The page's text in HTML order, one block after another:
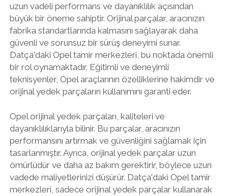
uzun vadeli performans ve dayanıklılık açısından
büyük bir öneme sahiptir. Orijinal parçalar, aracınızın
fabrika standartlarında kalmasını sağlayarak daha
güvenli ve sorunsuz bir sürüş deneyimi sunar.
Datça'daki Opel tamir merkezleri, bu noktada önemli
bir rol oynamaktadır. Eğitimli ve deneyimli
teknisyenler, Opel araçlarının özelliklerine hakimdir ve
orijinal yedek parçaların kullanımını garanti eder.
Opel orijinal yedek parçaları, kaliteleri ve
dayanıklılıklarıyla bilinir. Bu parçalar, aracınızın
performansını artırmak ve güvenliğini sağlamak için
tasarlanmıştır. Ayrıca, orijinal yedek parçalar uzun
ömürlüdür ve daha az bakım gerektirir, böylece uzun
vadede maliyetlerinizi düşürür. Datça'daki Opel tamir
merkezleri, sadece orijinal yedek parçalar kullanarak